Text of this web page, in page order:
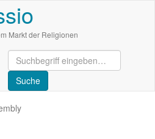
Markt der Religionen
deaktivieren